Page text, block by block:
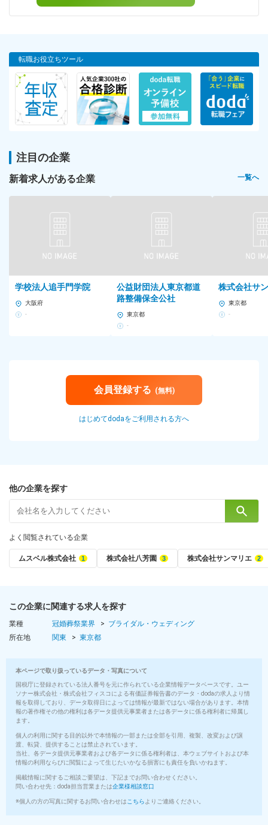
転職お役立ちツール
注目の企業
新着求人がある企業 一覧へ
学校法人追手門学院
大阪府
-
公益財団法人東京都道
路整備保全公社
東京都
-
株式会社サ
東京都
-
会員登録する (無料)
はじめてdodaをご利用される方へ
他の企業を探す
よく閲覧されている企業
ムスベル株式会社 株式会社八芳園 株式会社サンマリエ
この企業に関連する求人を探す
業種 冠婚葬祭業界
ブライダル・ウェディング
所在地
関東 東京都
本ページで取り扱っているデータ・写真について
国税庁に登録されている法人番号を元に作られている企業情報データベースです。ユー
ソナー株式会社・株式会社フィスコによる有価証券報告書のデータ・dodaの求人より情
報を取得しており、データ取得日によっては情報が最新ではない場合があります。本情
報の著作権その他の権利は各データ提供元事業者または各データに係る権利者に帰属し
ます。
個人の利用に関する目的以外で本情報の一部または全部を引用、複製、改変および譲
渡、転貸、提供することは禁止されています。
当社、各データ提供元事業者および各データに係る権利者は、本ウェブサイトおよび本
情報の利用ならびに閲覧によって生じたいかなる損害にも責任を負いかねます。
掲載情報に関するご相談ご要望は、下記までお問い合わせください。
問い合わせ先：doda担当営業または企業様相談窓口
※個人の方の写真に関するお問い合わせは こちら よりご連絡ください。